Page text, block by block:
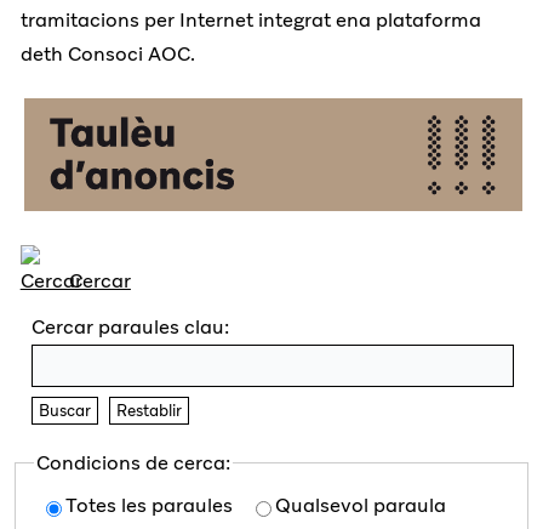
tramitacions per Internet integrat ena plataforma
deth Consoci AOC.
Cercar
Cercar paraules clau:
Buscar Restablir
Condicions de cerca:
Totes les paraules
Qualsevol paraula